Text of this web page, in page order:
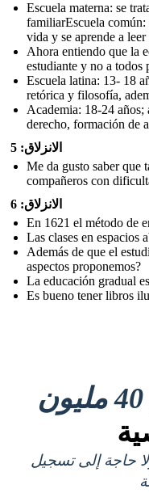
Escuela materna: se
familiarEscuela común:
vida y se aprende a
Ahora entiendo que la
estudiante y no a todos
Escuela latina: 13- 18
retórica y filosofía,
Academia: 18-24 años;
derecho, formación de
الانزلاق: 5
Me da gusto saber que
compañeros con
الانزلاق: 6
En 1621 el método de
Las clases en espacios
Además de que el
aspectos proponemos?
La educación gradual
Es bueno tener libros
40 مليون
حاجة إلى تسجيل